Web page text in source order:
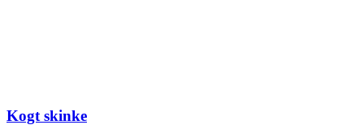
Kogt skinke